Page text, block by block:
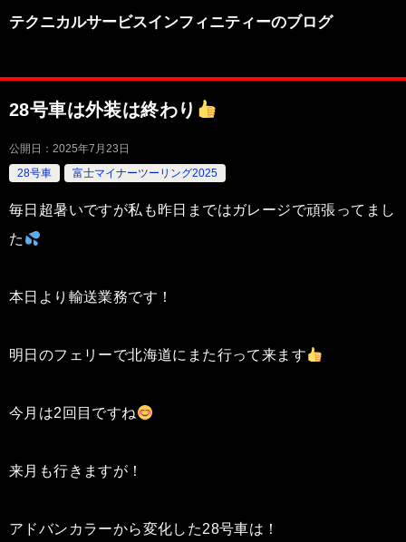
テクニカルサービスインフィニティーのブログ
28号車は外装は終わり
公開日： 2025年7月23日
28号車
富士マイナーツーリング2025
毎日超暑いですが私も昨日まではガレージで頑張ってまし
た
本日より輸送業務です！
明日のフェリーで北海道にまた行って来ます
今月は2回目ですね
来月も行きますが！
アドバンカラーから変化した28号車は！